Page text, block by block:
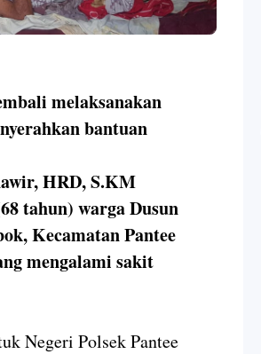
melaksanakan
bantuan
HRD, S.KM
tahun) warga Dusun
Kecamatan Pantee
mengalami sakit
Negeri Polsek Pantee